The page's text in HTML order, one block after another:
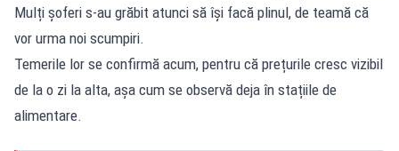
Mulți șoferi s-au grăbit atunci să își facă plinul, de teamă că
vor urma noi scumpiri.
Temerile lor se confirmă acum, pentru că prețurile cresc vizibil
de la o zi la alta, așa cum se observă deja în stațiile de
alimentare.